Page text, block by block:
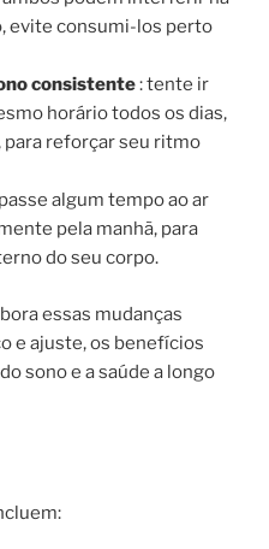
evite consumi-los perto
consistente: tente ir
horário todos os dias,
para reforçar seu ritmo
algum tempo ao ar
pela manhã, para
do seu corpo.
essas mudanças
e ajuste, os benefícios
sono e a saúde a longo